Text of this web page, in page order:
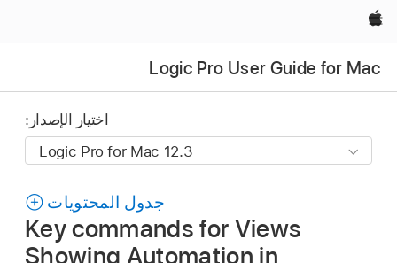
Apple‏
Logic Pro User Guide for Mac
اختيار الإصدار:
جدول المحتويات
Key commands for Views
Showing Automation in